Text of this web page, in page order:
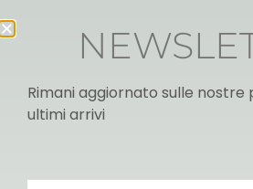
Rimani aggiornato sulle nostre
ultimi arrivi